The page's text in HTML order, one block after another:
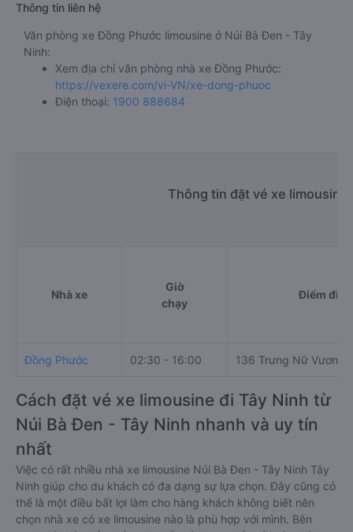
Thông tin liên hệ
Văn phòng xe Đồng Phước limousine ở Núi Bà Đen - Tây
Ninh:
Xem địa chỉ văn phòng nhà xe Đồng Phước:
https://vexere.com/vi-VN/xe-dong-phuoc
Điện thoại: 1900 888684
Thông tin đặt vé xe limousine
Nhà xe
Giờ
chạy
Điểm đi
Đồng Phước 02:30 - 16:00 136 Trưng Nữ Vương
Cách đặt vé xe limousine đi Tây Ninh từ
Núi Bà Đen - Tây Ninh nhanh và uy tín
nhất
Việc có rất nhiều nhà xe limousine Núi Bà Đen - Tây Ninh Tây
Ninh giúp cho du khách có đa dạng sự lựa chọn. Đây cũng có
thể là một điều bất lợi làm cho hàng khách không biết nên
chọn nhà xe có xe limousine nào là phù hợp với mình. Bên